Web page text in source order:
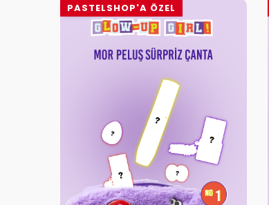
YENI
PASTELSHOP'A ÖZEL